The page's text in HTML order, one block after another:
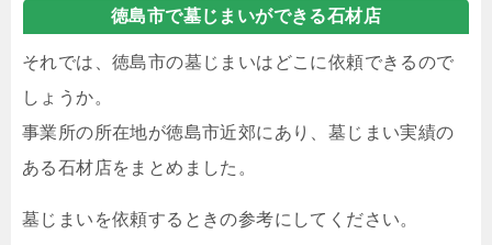
徳島市で墓じまいができる石材店
それでは、徳島市の墓じまいはどこに依頼できるので
しょうか。
事業所の所在地が徳島市近郊にあり、墓じまい実績の
ある石材店をまとめました。
墓じまいを依頼するときの参考にしてください。